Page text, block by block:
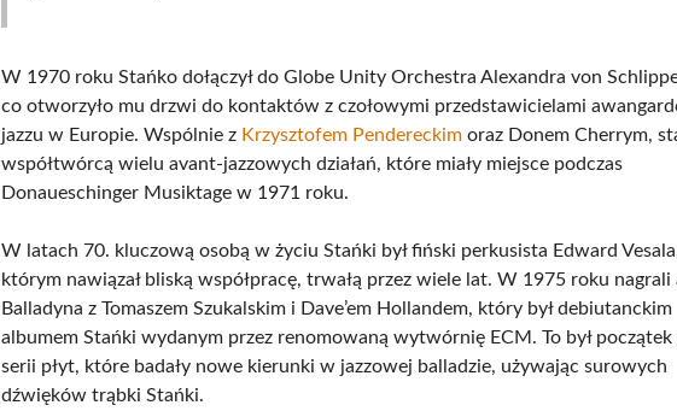
W 1970 roku Stańko dołączył do Globe Unity Orchestra Alexandra von
co otworzyło mu drzwi do kontaktów z czołowymi przedstawicielami
jazzu w Europie. Wspólnie z Krzysztofem Pendereckim oraz Donem Cherrym,
współtwórcą wielu avant-jazzowych działań, które miały miejsce podczas
Donaueschinger Musiktage w 1971 roku.
W latach 70. kluczową osobą w życiu Stańki był fiński perkusista Edward
którym nawiązał bliską współpracę, trwałą przez wiele lat. W 1975 roku nagrali
Balladyna z Tomaszem Szukalskim i Dave’em Hollandem, który był debiutanckim
albumem Stańki wydanym przez renomowaną wytwórnię ECM. To był początek
serii płyt, które badały nowe kierunki w jazzowej balladzie, używając surowych
dźwięków trąbki Stańki.